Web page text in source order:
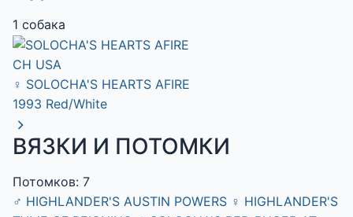
1 собака
CH USA
♀ SOLOCHA'S HEARTS AFIRE
1993 Red/White
ВЯЗКИ И ПОТОМКИ
Потомков: 7
♂ HIGHLANDER'S AUSTIN POWERS ♀ HIGHLANDER'S